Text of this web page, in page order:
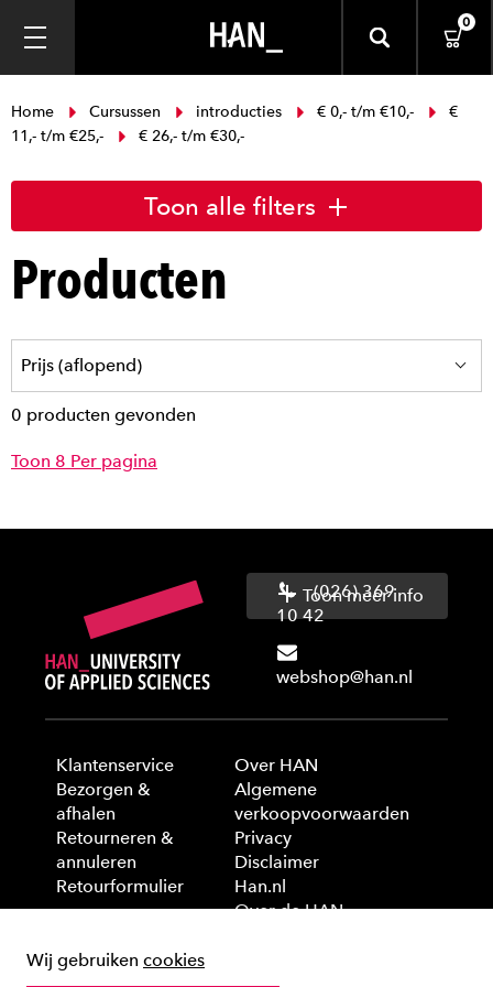
0
Home Cursussen introducties € 0,- t/m €10,-
€
11,- t/m €25,-
€ 26,- t/m €30,-
Toon alle filters
Producten
0 producten gevonden
Toon 8 Per pagina
(026) 369
10 42
webshop@han.nl
Toon meer info
Klantenservice
Bezorgen &
afhalen
Retourneren &
annuleren
Retourformulier
Over HAN
Algemene
verkoopvoorwaarden
Privacy
Disclaimer
Han.nl
Over de HAN
Wij gebruiken cookies